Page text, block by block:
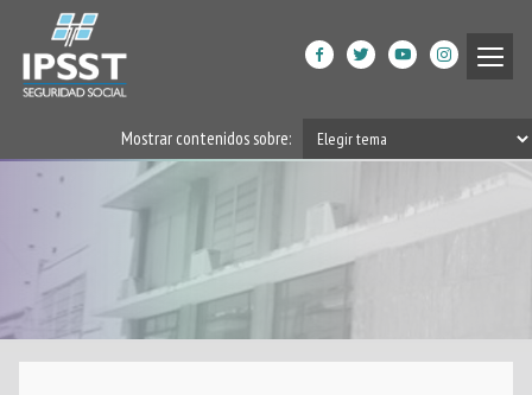
Institucional
Acción Social
DPGRM Centro de Calidad
de Vida
Mostrar contenidos sobre: